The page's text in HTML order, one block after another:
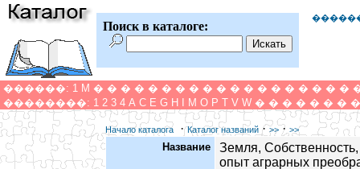
Поиск в каталоге:
������: 1 M � � � � � � � � � � � � � � � � � � �
��������: 1 2 3 4 A C E G H M O P T V W � � � � � � � �
Начало каталога ·Каталог названий ·>>· >>
Название
Земля,
опыт аграрных